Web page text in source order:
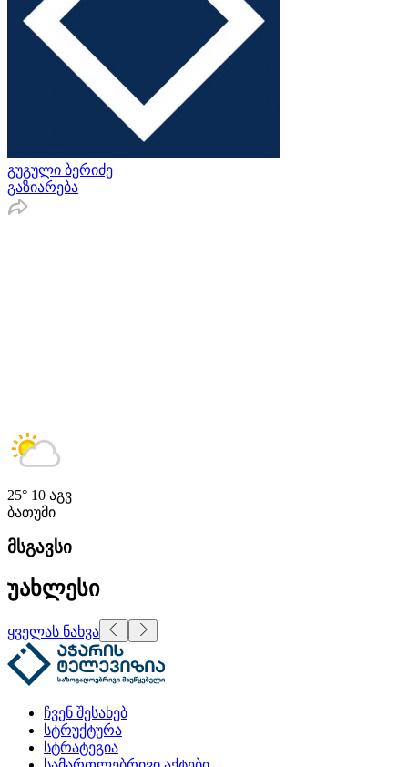
გუგული ბერიძე
გაზიარება
25° 10 აგვ
ბათუმი
მსგავსი
უახლესი
ყველას ნახვა
ჩვენ შესახებ
სტრუქტურა
სტრატეგია